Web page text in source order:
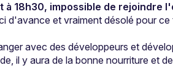
18h30, impossible de rejoindre
d'avance et vraiment désolé pour ce
avec des développeurs et
il y aura de la bonne nourriture et